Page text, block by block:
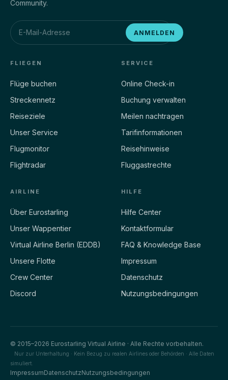
Community.
ANMELDEN
FLIEGEN
Flüge buchen
Streckennetz
Reiseziele
Unser Service
Flugmonitor
Flightradar
SERVICE
Online Check-in
Buchung verwalten
Meilen nachtragen
Tarifinformationen
Reisehinweise
Fluggastrechte
AIRLINE
Über Eurostarling
Unser Wappentier
Virtual Airline Berlin (EDDB)
Unsere Flotte
Crew Center
Discord
HILFE
Hilfe Center
Kontaktformular
FAQ & Knowledge Base
Impressum
Datenschutz
Nutzungsbedingungen
© 2015–2026 Eurostarling Virtual Airline · Alle Rechte vorbehalten.
Nur zur Unterhaltung · Kein Bezug zu realen Airlines oder Behörden · Alle Daten
simuliert.
ImpressumDatenschutzNutzungsbedingungen